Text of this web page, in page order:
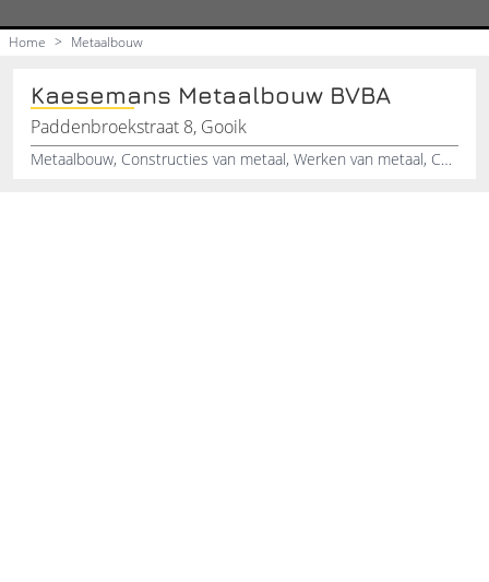
Home > Metaalbouw
Kaesemans Metaalbouw BVBA
Paddenbroekstraat 8, Gooik
Metaalbouw, Constructies van metaal, Werken van metaal, Carrosseriebouw, Bewerking van metaal, Industriële montage, Industriële demontage